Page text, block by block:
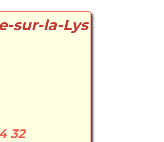
sur-la-Lys
32